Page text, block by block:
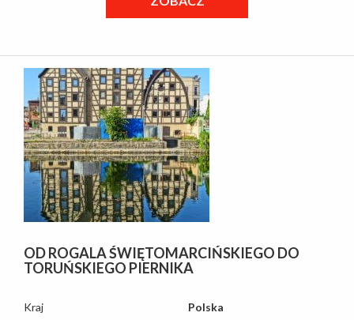
OD ROGALA ŚWIĘTOMARCIŃSKIEGO DO
TORUŃSKIEGO PIERNIKA
Kraj Polska